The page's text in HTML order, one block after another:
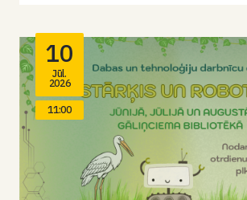
10
Jūl.
2026
11:00